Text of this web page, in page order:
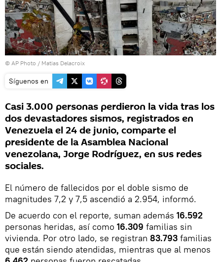
© AP Photo / Matias Delacroix
Síguenos en
Casi 3.000 personas perdieron la vida tras los
dos devastadores sismos, registrados en
Venezuela el 24 de junio, comparte el
presidente de la Asamblea Nacional
venezolana, Jorge Rodríguez, en sus redes
sociales.
El número de fallecidos por el doble sismo de
magnitudes 7,2 y 7,5 ascendió a 2.954, informó.
De acuerdo con el reporte, suman además 16.592
personas heridas, así como 16.309 familias sin
vivienda. Por otro lado, se registran 83.793 familias
que están siendo atendidas, mientras que al menos